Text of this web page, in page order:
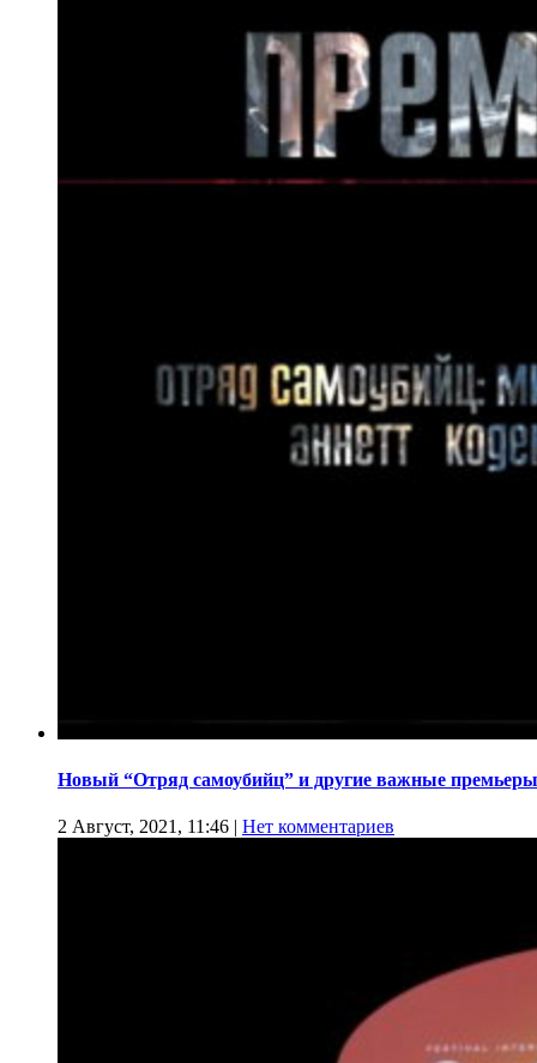
Новый “Отряд самоубийц” и другие важные премьеры
2 Август, 2021, 11:46 | Нет комментариев